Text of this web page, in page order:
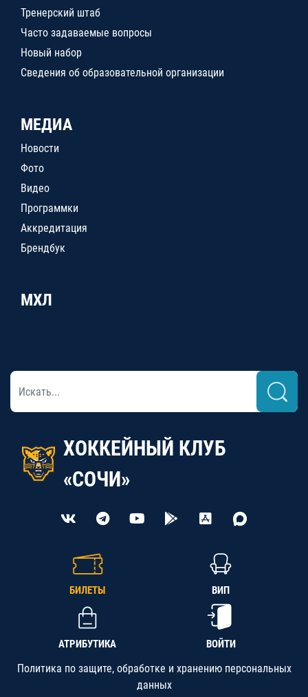
Тренерский штаб
Часто задаваемые вопросы
Новый набор
Сведения об образовательной организации
МЕДИА
Новости
Фото
Видео
Программки
Аккредитация
Брендбук
МХЛ
ХОККЕЙНЫЙ КЛУБ
«СОЧИ»
БИЛЕТЫ ВИП
АТРИБУТИКА ВОЙТИ
Политика по защите, обработке и хранению персональных
данных